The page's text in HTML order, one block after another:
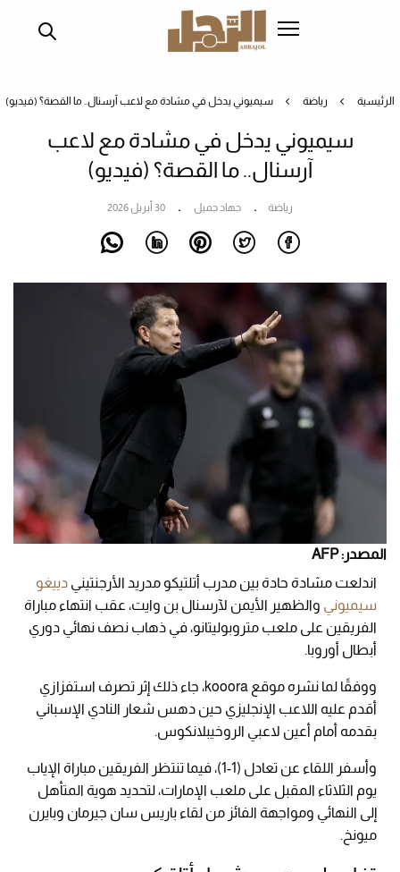
الرئيسية رياضة سيميوني يدخل في مشادة مع لاعب آرسنال.. ما القصة؟ (فيديو)
سيميوني يدخل في مشادة مع لاعب
آرسنال.. ما القصة؟ (فيديو)
رياضة جهاد جميل 30 أبريل 2026
المصدر: AFP
اندلعت مشادة حادة بين مدرب أتلتيكو مدريد الأرجنتيني دييغو
سيميوني والظهير الأيمن لآرسنال بن وايت، عقب انتهاء مباراة
الفريقين على ملعب متروبوليتانو، في ذهاب نصف نهائي دوري
أبطال أوروبا.
ووفقًا لما نشره موقع kooora، جاء ذلك إثر تصرف استفزازي
أقدم عليه اللاعب الإنجليزي حين دهس شعار النادي الإسباني
بقدمه أمام أعين لاعبي الروخيبلانكوس.
وأسفر اللقاء عن تعادل (1-1)، فيما تنتظر الفريقين مباراة الإياب
يوم الثلاثاء المقبل على ملعب الإمارات، لتحديد هوية المتأهل
إلى النهائي ومواجهة الفائز من لقاء باريس سان جيرمان وبايرن
ميونخ.